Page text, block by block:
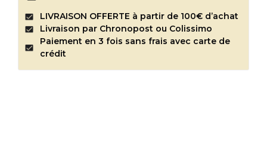
LIVRAISON OFFERTE à partir de 100€ d’achat
Livraison par Chronopost ou Colissimo
Paiement en 3 fois sans frais avec carte de
crédit